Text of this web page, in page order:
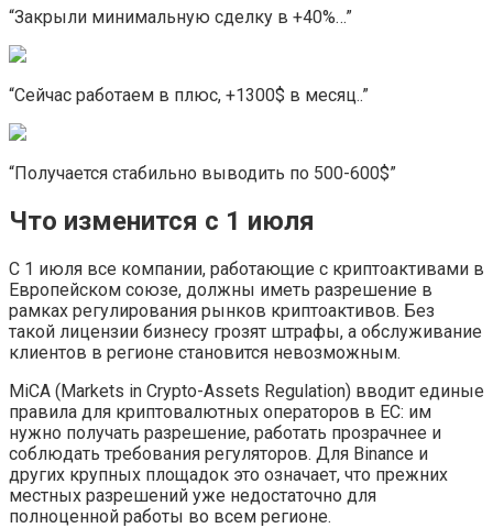
“Закрыли минимальную сделку в +40%…”
“Сейчас работаем в плюс, +1300$ в месяц..”
“Получается стабильно выводить по 500-600$”
Что изменится с 1 июля
С 1 июля все компании, работающие с криптоактивами в
Европейском союзе, должны иметь разрешение в
рамках регулирования рынков криптоактивов. Без
такой лицензии бизнесу грозят штрафы, а обслуживание
клиентов в регионе становится невозможным.
MiCA (Markets in Crypto-Assets Regulation) вводит единые
правила для криптовалютных операторов в ЕС: им
нужно получать разрешение, работать прозрачнее и
соблюдать требования регуляторов. Для Binance и
других крупных площадок это означает, что прежних
местных разрешений уже недостаточно для
полноценной работы во всем регионе.